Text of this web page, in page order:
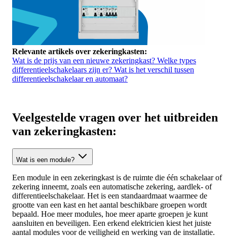
Relevante artikels over zekeringkasten:
Wat is de prijs van een nieuwe zekeringkast? Welke types
differentieelschakelaars zijn er? Wat is het verschil tussen
differentieelschakelaar en automaat?
Veelgestelde vragen over het uitbreiden
van zekeringkasten:
Wat is een module?
Een module in een zekeringkast is de ruimte die één schakelaar of
zekering inneemt, zoals een automatische zekering, aardlek- of
differentieelschakelaar. Het is een standaardmaat waarmee de
grootte van een kast en het aantal beschikbare groepen wordt
bepaald. Hoe meer modules, hoe meer aparte groepen je kunt
aansluiten en beveiligen. Een erkend elektricien kiest het juiste
aantal modules voor de veiligheid en werking van de installatie.